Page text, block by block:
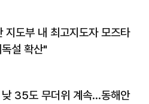
지도부 내 최고지도자 모즈타
설 확산"
낮 35도 무더위 계속…동해안